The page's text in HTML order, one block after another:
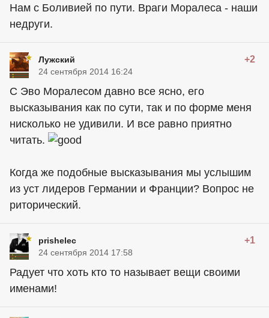
Нам с Боливией по пути. Враги Моралеса - наши
недруги.
Лужский +2
24 сентября 2014 16:24
С Эво Моралесом давно все ясно, его
высказывания как по сути, так и по форме меня
нисколько не удивили. И все равно приятно
читать.
Когда же подобные высказывания мы услышим
из уст лидеров Германии и Франции? Вопрос не
риторический.
prishelec +1
24 сентября 2014 17:58
Радует что хоть кто то называет вещи своими
именами!